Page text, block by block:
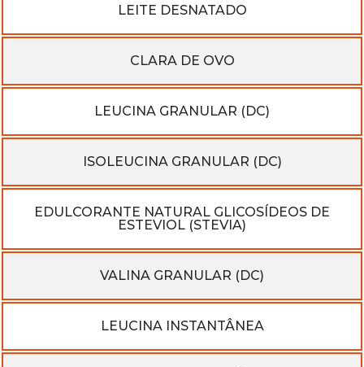
LEITE DESNATADO​
CLARA DE OVO​
LEUCINA GRANULAR (DC)
ISOLEUCINA GRANULAR (DC)​
EDULCORANTE NATURAL GLICOSÍDEOS DE
ESTEVIOL (STEVIA)
VALINA GRANULAR (DC)
LEUCINA INSTANTÂNEA